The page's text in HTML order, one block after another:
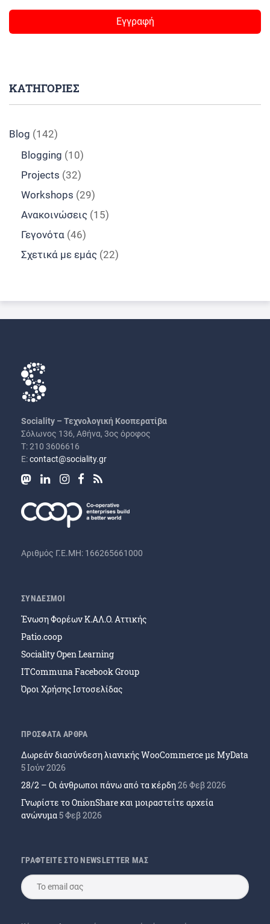
ΚΑΤΗΓΟΡΙΕΣ
Blog (142)
Blogging (10)
Projects (32)
Workshops (29)
Ανακοινώσεις (15)
Γεγονότα (46)
Σχετικά με εμάς (22)
Sociality – Τεχνολογική Κοοπερατίβα
Σόλωνος 136, Αθήνα, 3ος όροφος
Τ: 210 3606616
Ε:contact@sociality.gr
Αριθμός Γ.Ε.ΜΗ: 166265661000
ΣΥΝΔΕΣΜΟΙ
Ένωση Φορέων Κ.ΑΛ.Ο. Αττικής
Patio.coop
Sociality Open Learning
ITCommuna Facebook Group
Όροι Χρήσης Ιστοσελίδας
ΠΡΟΣΦΑΤΑ ΑΡΘΡΑ
Δωρεάν διασύνδεση λιανικής WooCommerce με MyData
5 Ιούν 2026
28/2 – Οι άνθρωποι πάνω από τα κέρδη26 Φεβ 2026
Γνωρίστε το OnionShare και μοιραστείτε αρχεία
ανώνυμα5 Φεβ 2026
ΓΡΑΦΤΕΙΤΕ ΣΤΟ NEWSLETTER ΜΑΣ